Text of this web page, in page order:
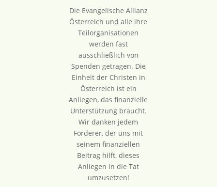
Die Evangelische Allianz
Österreich und alle ihre
Teilorganisationen
werden fast
ausschließlich von
Spenden getragen. Die
Einheit der Christen in
Österreich ist ein
Anliegen, das finanzielle
Unterstützung braucht.
Wir danken jedem
Förderer, der uns mit
seinem finanziellen
Beitrag hilft, dieses
Anliegen in die Tat
umzusetzen!